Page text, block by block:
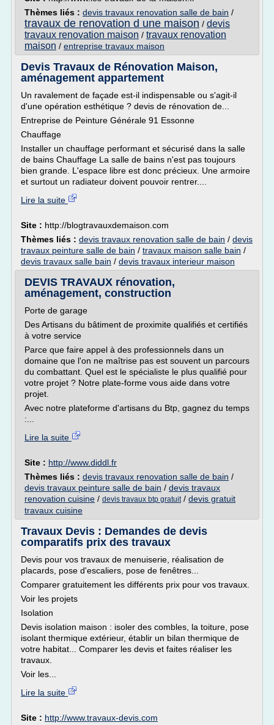
Thèmes liés : devis travaux renovation salle de bain /
travaux de renovation d une maison / devis
travaux renovation maison / travaux renovation
maison / entreprise travaux maison
Devis Travaux de Rénovation Maison,
aménagement appartement
Un ravalement de façade est-il indispensable ou s'agit-il
d'une opération esthétique ? devis de rénovation de...
Entreprise de Peinture Générale 91 Essonne
Chauffage
Installer un chauffage performant et sécurisé dans la salle
de bains Chauffage La salle de bains n'est pas toujours
bien grande. L'espace libre est donc précieux. Une armoire
et surtout un radiateur doivent pouvoir rentrer....
Lire la suite
Site : http://blogtravauxdemaison.com
Thèmes liés : devis travaux renovation salle de bain / devis
travaux peinture salle de bain / travaux maison salle bain /
devis travaux salle bain / devis travaux interieur maison
DEVIS TRAVAUX rénovation,
aménagement, construction
Porte de garage
Des Artisans du bâtiment de proximite qualifiés et certifiés
à votre service
Parce que faire appel à des professionnels dans un
domaine que l'on ne maîtrise pas est souvent un parcours
du combattant. Quel est le spécialiste le plus qualifié pour
votre projet ? Notre plate-forme vous aide dans votre
projet.
Avec notre plateforme d'artisans du Btp, gagnez du temps
:...
Lire la suite
Site : http://www.diddl.fr
Thèmes liés : devis travaux renovation salle de bain /
devis travaux peinture salle de bain / devis travaux
renovation cuisine / devis travaux btp gratuit/ devis gratuit
travaux cuisine
Travaux Devis : Demandes de devis
comparatifs prix des travaux
Devis pour vos travaux de menuiserie, réalisation de
placards, pose d'escaliers, pose de fenêtres...
Comparer gratuitement les différents prix pour vos travaux.
Voir les projets
Isolation
Devis isolation maison : isoler des combles, la toiture, pose
isolant thermique extérieur, établir un bilan thermique de
votre habitat... Comparer les devis et faites réaliser les
travaux.
Voir les...
Lire la suite
Site : http://www.travaux-devis.com